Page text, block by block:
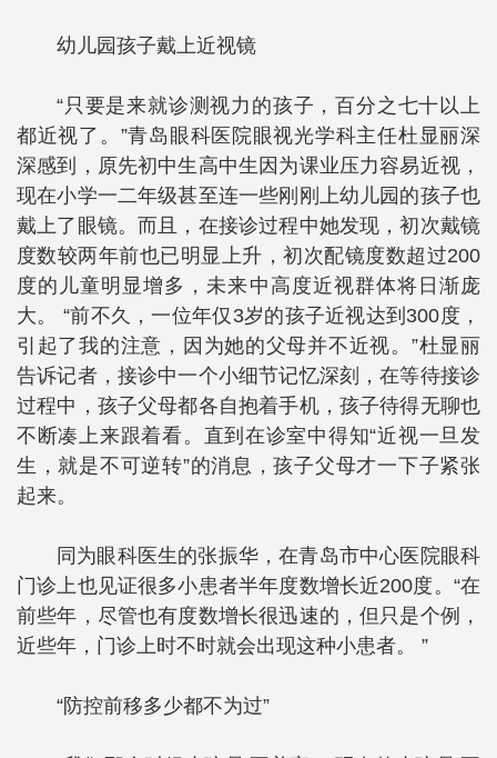
幼儿园孩子戴上近视镜
“只要是来就诊测视力的孩子，百分之七十以上
都近视了。”青岛眼科医院眼视光学科主任杜显丽深
深感到，原先初中生高中生因为课业压力容易近视，
现在小学一二年级甚至连一些刚刚上幼儿园的孩子也
戴上了眼镜。而且，在接诊过程中她发现，初次戴镜
度数较两年前也已明显上升，初次配镜度数超过200
度的儿童明显增多，未来中高度近视群体将日渐庞
大。 “前不久，一位年仅3岁的孩子近视达到300度，
引起了我的注意，因为她的父母并不近视。”杜显丽
告诉记者，接诊中一个小细节记忆深刻，在等待接诊
过程中，孩子父母都各自抱着手机，孩子待得无聊也
不断凑上来跟着看。直到在诊室中得知“近视一旦发
生，就是不可逆转”的消息，孩子父母才一下子紧张
起来。
同为眼科医生的张振华，在青岛市中心医院眼科
门诊上也见证很多小患者半年度数增长近200度。“在
前些年，尽管也有度数增长很迅速的，但只是个例，
近些年，门诊上时不时就会出现这种小患者。 ”
“防控前移多少都不为过”